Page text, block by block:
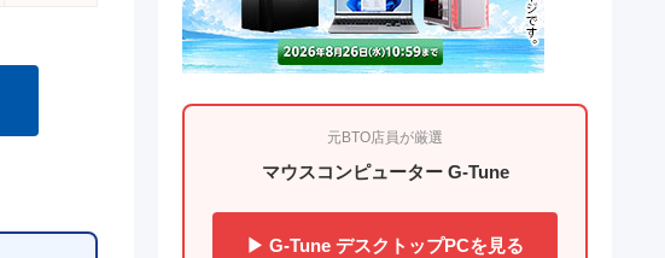
元BTO店員が厳選
マウスコンピューター G-Tune
▶ G-Tune デスクトップPCを見る